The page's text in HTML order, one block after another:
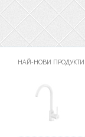
НАЙ-НОВИ ПРОДУКТИ